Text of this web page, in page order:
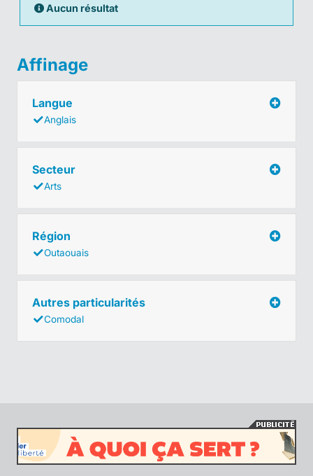
Aucun résultat
Affinage
Langue
Anglais
Secteur
Arts
Région
Outaouais
Autres particularités
Comodal